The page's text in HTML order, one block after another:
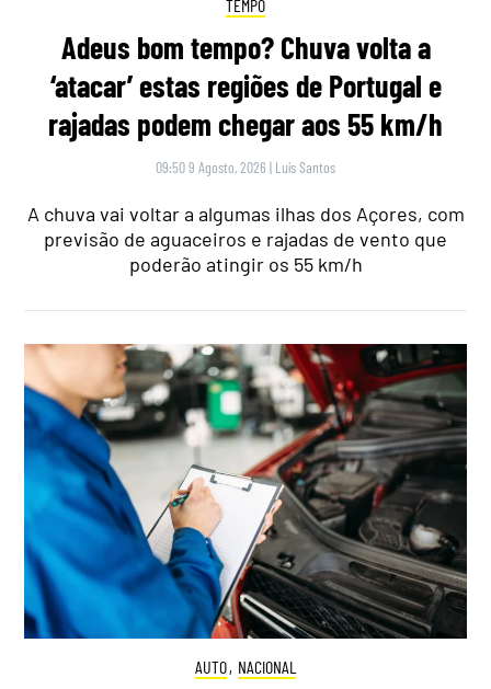
TEMPO
Adeus bom tempo? Chuva volta a
‘atacar’ estas regiões de Portugal e
rajadas podem chegar aos 55 km/h
09:50 9 Agosto, 2026 | Luís Santos
A chuva vai voltar a algumas ilhas dos Açores, com
previsão de aguaceiros e rajadas de vento que
poderão atingir os 55 km/h
AUTO, NACIONAL